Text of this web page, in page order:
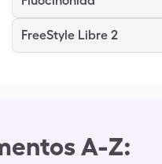
FreeStyle Libre 2
A-Z: